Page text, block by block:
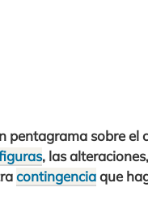
pentagrama sobre el
, las
contingenciaque